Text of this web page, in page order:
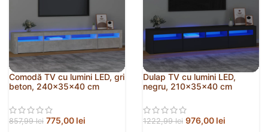
Comodă TV cu lumini LED, gri
beton, 240x35x40 cm
857,99lei 775,00 lei
Dulap TV cu lumini LED,
negru, 210x35x40 cm
1222,99lei 976,00 lei